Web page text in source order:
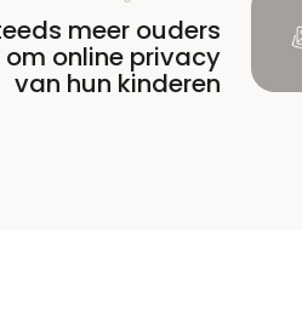
meer ouders
online privacy
van hun kinderen